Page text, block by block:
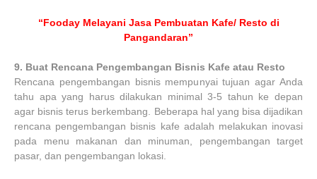
“Fooday Melayani Jasa Pembuatan Kafe/ Resto di
Pangandaran”
9. Buat Rencana Pengembangan Bisnis Kafe atau Resto
Rencana pengembangan bisnis mempunyai tujuan agar Anda
tahu apa yang harus dilakukan minimal 3-5 tahun ke depan
agar bisnis terus berkembang. Beberapa hal yang bisa dijadikan
rencana pengembangan bisnis kafe adalah melakukan inovasi
pada menu makanan dan minuman, pengembangan target
pasar, dan pengembangan lokasi.